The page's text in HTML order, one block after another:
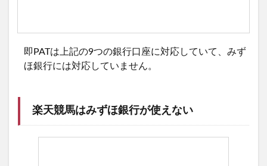
即PATは上記の9つの銀行口座に対応していて、みず
ほ銀行には対応していません。
楽天競馬はみずほ銀行が使えない